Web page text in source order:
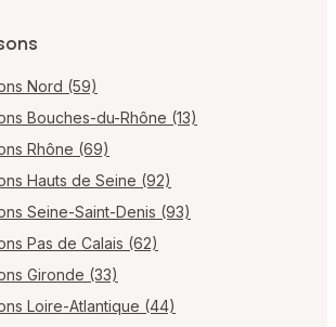
Nord (59)
Bouches-du-Rhône (13)
Rhône (69)
Hauts de Seine (92)
Seine-Saint-Denis (93)
Pas de Calais (62)
Gironde (33)
Loire-Atlantique (44)